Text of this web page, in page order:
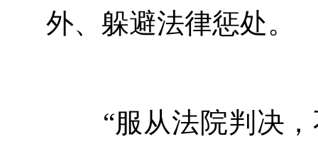
外、躲避法律惩处。
“服从法院判决，